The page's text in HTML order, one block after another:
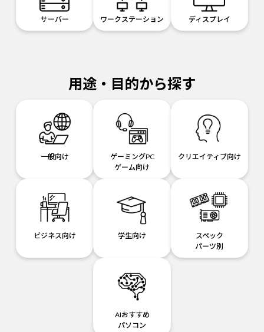
サーバー ワークステーション ディスプレイ
用途・目的から探す
一般向け
ゲーミングPC
ゲーム向け
クリエイティブ向け
ビジネス向け 学生向け
スペック
パーツ別
AIおすすめ
パソコン